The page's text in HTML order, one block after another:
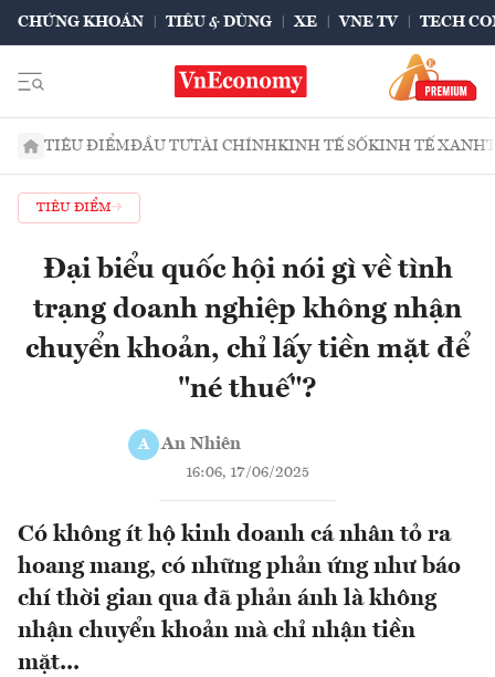
CHỨNG KHOÁN TIÊU & DÙNG XE VNE TV TECH
TIÊU ĐIỂMĐẦU TƯTÀI CHÍNHKINH TẾ SỐKINH TẾ XANH
TIÊU ĐIỂM
Đại biểu quốc hội nói gì về tình
trạng doanh nghiệp không nhận
chuyển khoản, chỉ lấy tiền mặt để
"né thuế"?
A An Nhiên
16:06, 17/06/2025
Có không ít hộ kinh doanh cá nhân tỏ ra
hoang mang, có những phản ứng như báo
chí thời gian qua đã phản ánh là không
nhận chuyển khoản mà chỉ nhận tiền
mặt...